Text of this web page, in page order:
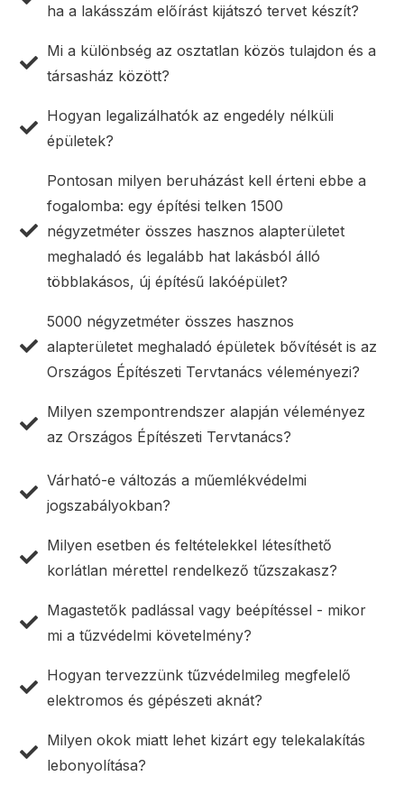
ha a lakásszám előírást kijátszó tervet készít?
Mi a különbség az osztatlan közös tulajdon és a
társasház között?
Hogyan legalizálhatók az engedély nélküli
épületek?
Pontosan milyen beruházást kell érteni ebbe a
fogalomba: egy építési telken 1500
négyzetméter összes hasznos alapterületet
meghaladó és legalább hat lakásból álló
többlakásos, új építésű lakóépület?
5000 négyzetméter összes hasznos
alapterületet meghaladó épületek bővítését is az
Országos Építészeti Tervtanács véleményezi?
Milyen szempontrendszer alapján véleményez
az Országos Építészeti Tervtanács?
Várható-e változás a műemlékvédelmi
jogszabályokban?
Milyen esetben és feltételekkel létesíthető
korlátlan mérettel rendelkező tűzszakasz?
Magastetők padlással vagy beépítéssel - mikor
mi a tűzvédelmi követelmény?
Hogyan tervezzünk tűzvédelmileg megfelelő
elektromos és gépészeti aknát?
Milyen okok miatt lehet kizárt egy telekalakítás
lebonyolítása?